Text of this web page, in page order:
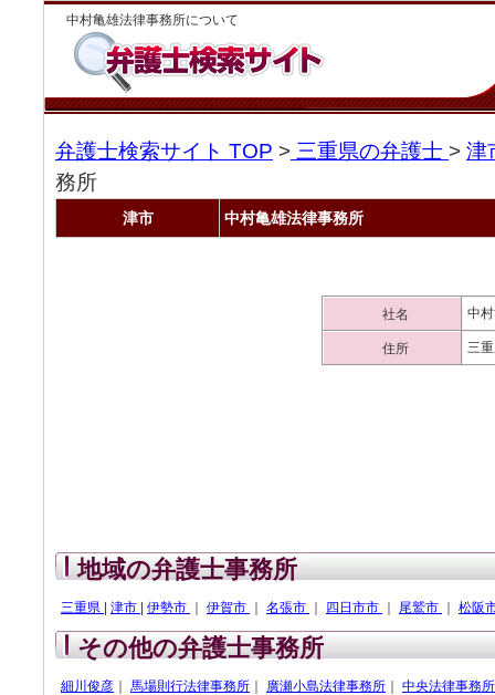
中村亀雄法律事務所について
弁護士検索サイト TOP > 三重県の弁護士 > 津
務所
津市 中村亀雄法律事務所
社名 中
住所 三
地域の弁護士事務所
三重県 津市 伊勢市 伊賀市 名張市 四日市市 尾鷲市 松阪
その他の弁護士事務所
細川俊彦 馬場則行法律事務所 廣瀬小島法律事務所
中央法律事務所